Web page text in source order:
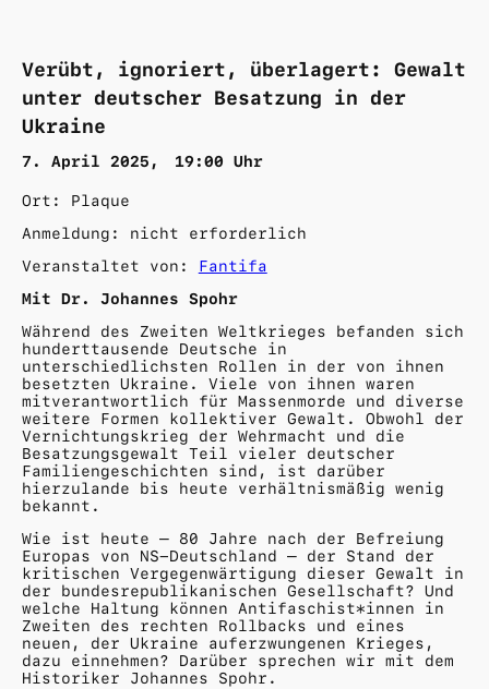
Verübt, ignoriert, überlagert: Gewalt
unter deutscher Besatzung in der
Ukraine
7. April 2025 19:00 Uhr
Ort: Plaque
Anmeldung: nicht erforderlich
Fantifa
Mit Dr. Johannes Spohr
Während des Zweiten Weltkrieges befanden sich
hunderttausende Deutsche in
unterschiedlichsten Rollen in der von ihnen
besetzten Ukraine. Viele von ihnen waren
mitverantwortlich für Massenmorde und diverse
weitere Formen kollektiver Gewalt. Obwohl der
Vernichtungskrieg der Wehrmacht und die
Besatzungsgewalt Teil vieler deutscher
Familiengeschichten sind, ist darüber
hierzulande bis heute verhältnismäßig wenig
bekannt.
Wie ist heute – 80 Jahre nach der Befreiung
Europas von NS-Deutschland – der Stand der
kritischen Vergegenwärtigung dieser Gewalt in
der bundesrepublikanischen Gesellschaft? Und
welche Haltung können Antifaschist*innen in
Zweiten des rechten Rollbacks und eines
neuen, der Ukraine auferzwungenen Krieges,
dazu einnehmen? Darüber sprechen wir mit dem
Historiker Johannes Spohr.